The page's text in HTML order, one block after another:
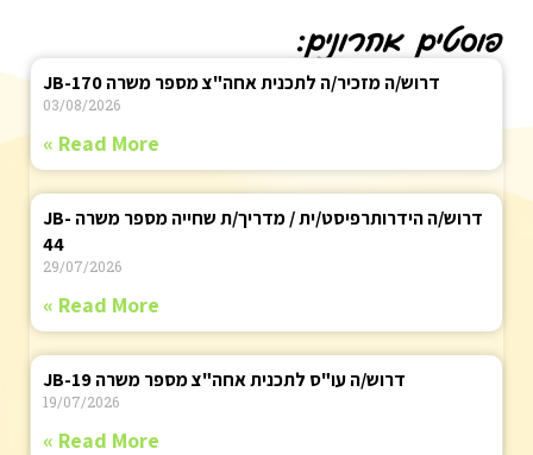
פוסטים אחרונים:
דרוש/ה מזכיר/ה לתכנית אחה"צ מספר משרה JB-170
03/08/2026
Read More »
דרוש/ה הידרותרפיסט/ית / מדריך/ת שחייה מספר משרה JB-
44
29/07/2026
Read More »
דרוש/ה עו"ס לתכנית אחה"צ מספר משרה JB-19
19/07/2026
Read More »